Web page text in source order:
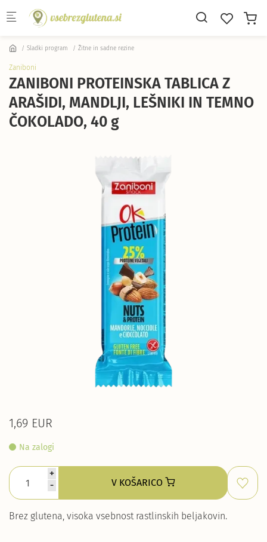
Skip to main content
Sladki program Žitne in sadne rezine
Zaniboni
ZANIBONI PROTEINSKA TABLICA Z
ARAŠIDI, MANDLJI, LEŠNIKI IN TEMNO
ČOKOLADO, 40 g
1,69 EUR
Na zalogi
+
-
V KOŠARICO
Brez glutena, visoka vsebnost rastlinskih beljakovin.